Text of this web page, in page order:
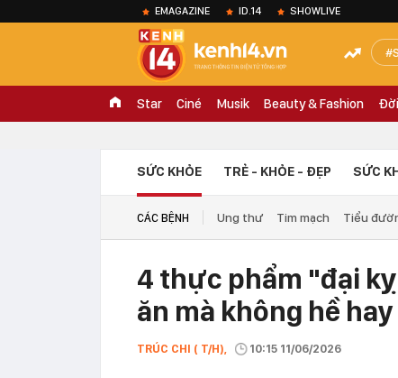
EMAGAZINE ID.14 SHOWLIVE
Star Ciné Musik Beauty & Fashion
SỨC KHỎE TRẺ - KHỎE - ĐẸP SỨC
CÁC BỆNH Ung thư Tim mạch Tiểu
4 thực phẩm "đại
ăn mà không hề
TRÚC CHI ( T/H), 10:15 11/06/2026